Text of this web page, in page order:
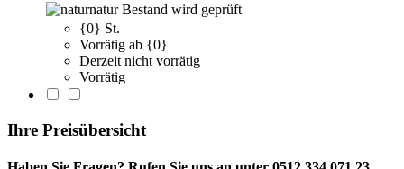
natur Bestand wird geprüft
{0} St.
Vorrätig ab {0}
Derzeit nicht vorrätig
Vorrätig
Ihre Preisübersicht